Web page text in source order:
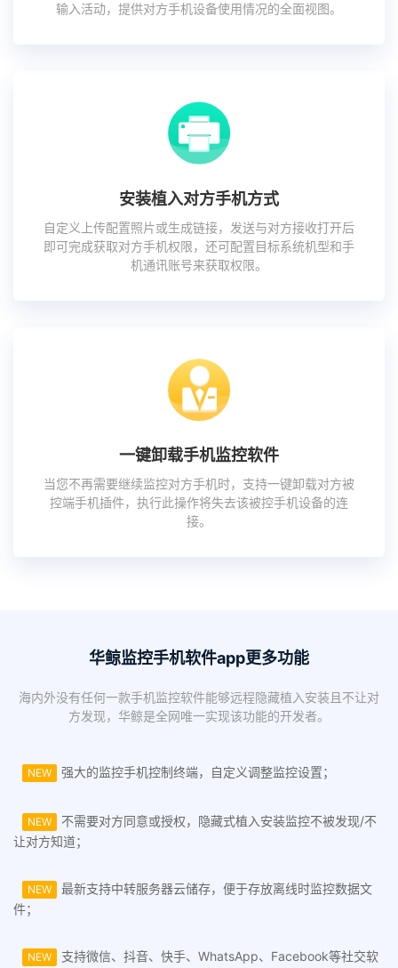
输入活动，提供对方手机设备使用情况的全面视图。
安装植入对方手机方式
自定义上传配置照片或生成链接，发送与对方接收打开后
即可完成获取对方手机权限，还可配置目标系统机型和手
机通讯账号来获取权限。
一键卸载手机监控软件
当您不再需要继续监控对方手机时，支持一键卸载对方被
控端手机插件，执行此操作将失去该被控手机设备的连
接。
华鲸监控手机软件app更多功能
海内外没有任何一款手机监控软件能够远程隐藏植入安装且不让对
方发现，华鲸是全网唯一实现该功能的开发者。
NEW 强大的监控手机控制终端，自定义调整监控设置；
NEW
不需要对方同意或授权，隐藏式植入安装监控不被发现/不
让对方知道；
NEW
最新支持中转服务器云储存，便于存放离线时监控数据文
件；
NEW
支持微信、抖音、快手、WhatsApp、Facebook等社交软